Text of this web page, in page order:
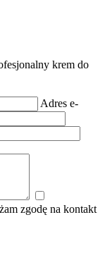
krem do
Adres e-
zgodę na kontakt